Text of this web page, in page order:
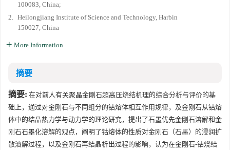
100083, China;
2. Heilongjiang Institute of Science and Technology, Harbin
150027, China
More Information
摘要
摘要: 在对前人有关聚晶金刚石超高压烧结机理的综合分析与评价的基
础上，通过对金刚石与不同组分的钴熔体相互作用规律，及金刚石从钴熔
体中的结晶热力学与动力学的理论研究，提出了石墨优先金刚石溶解和金
刚石石墨化溶解的观点，阐明了钴熔体的性质对金刚石（石墨）的浸润扩
散溶解过程，以及金刚石再结晶析出过程的影响，认为在金刚石-钴烧结